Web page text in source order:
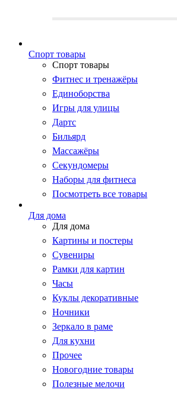
Cпорт товары
Cпорт товары
Фитнес и тренажёры
Единоборства
Игры для улицы
Дартс
Бильярд
Массажёры
Секундомеры
Наборы для фитнеса
Посмотреть все товары
Для дома
Для дома
Картины и постеры
Сувениры
Рамки для картин
Часы
Куклы декоративные
Ночники
Зеркало в раме
Для кухни
Прочее
Новогодние товары
Полезные мелочи